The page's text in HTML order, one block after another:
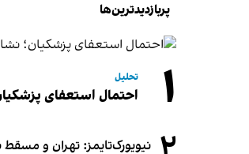
پربازدیدترین‌ها
۱ تحلیل
احتمال استعفای
نیویورک‌تایمز: تهران و